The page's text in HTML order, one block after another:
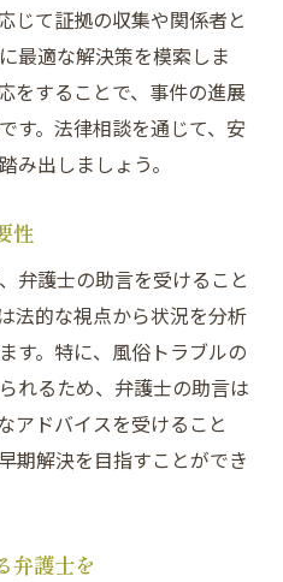
じて証拠の収集や関係者と
最適な解決策を模索しま
をすることで、事件の進展
す。法律相談を通じて、安
み出しましょう。
性
弁護士の助言を受けること
法的な視点から状況を分析
す。特に、風俗トラブルの
れるため、弁護士の助言は
アドバイスを受けること
期解決を目指すことができ
弁護士を